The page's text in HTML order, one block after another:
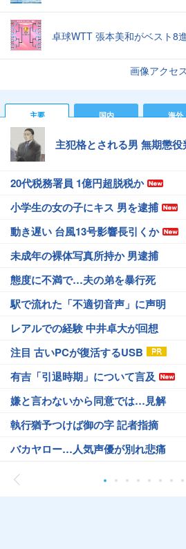
卓球WTT 張本美和がベスト8
画像アクセ
主要 国内 海外
主犯格とされる男 無期懲役
20代税務署員 1億円超脱税か
小学生の女の子にキス 男を逮捕
動き遅い 台風13号影響長引くか
未成年の裸体写真所持か 男逮捕
態度に不満で…夫の弟を暴行死
駅で流れた「不適切音声」に声明
レアルでの経験 中井卓大が回想
注目 古いPCが復活するUSB
有吉「引退時期」について言及
嫌と言わないから同意では…見解
執行猶予つけば御の字 記者指摘
バカヤロー…人気声優が別れ悲痛